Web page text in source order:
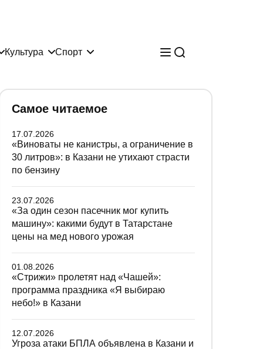
Культура Спорт
Самое читаемое
17.07.2026
«Виноваты не канистры, а ограничение в
30 литров»: в Казани не утихают страсти
по бензину
23.07.2026
«За один сезон пасечник мог купить
машину»: какими будут в Татарстане
цены на мед нового урожая
01.08.2026
«Стрижи» пролетят над «Чашей»:
программа праздника «Я выбираю
небо!» в Казани
12.07.2026
Угроза атаки БПЛА объявлена в Казани и